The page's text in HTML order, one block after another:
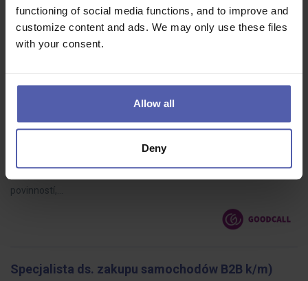
functioning of social media functions, and to improve and
customize content and ads. We may only use these files
with your consent.
Allow all
Deny
Daňový špecialista
špecialistu v oblasti DPH (VAT) a dane z príjmov právnických osôb
povinností,…
Specjalista ds. zakupu samochodów B2B k/m)